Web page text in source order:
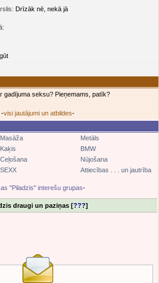
Drīzāk nē, nekā jā
gadījuma seksu? Pieņemams, patīk?
-visi jautājumi un atbildes-
Masāža
Metāls
Kaķis
BMW
Ceļošana
Nūjošana
SEXX Attiecības . . . un jautrība
"Piladzis" interešu grupas-
draugi un paziņas [???]